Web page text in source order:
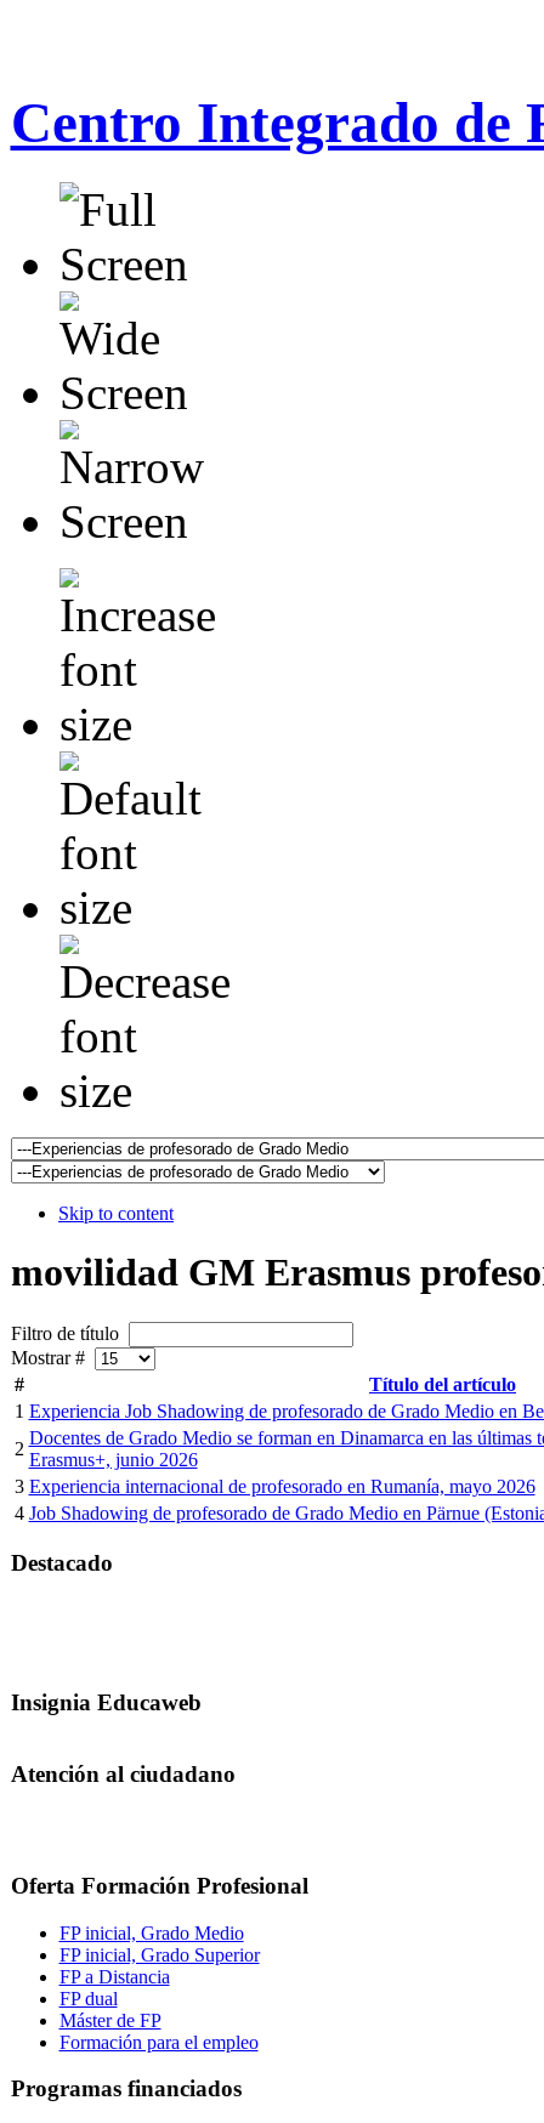
Centro Integrado de
Skip to content
movilidad GM Erasmus
Filtro de título
Mostrar #
#
Título del artículo
1 Experiencia Job Shadowing de profesorado de Grado Medio en
2
Docentes de Grado Medio se forman en Dinamarca en las últimas
Erasmus+, junio 2026
3 Experiencia internacional de profesorado en Rumanía, mayo 2026
4 Job Shadowing de profesorado de Grado Medio en Pärnue
Destacado
Insignia Educaweb
Atención al ciudadano
Oferta Formación Profesional
FP inicial, Grado Medio
FP inicial, Grado Superior
FP a Distancia
FP dual
Máster de FP
Formación para el empleo
Programas financiados